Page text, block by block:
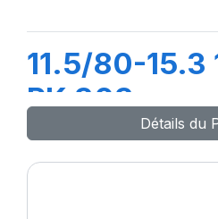
11.5/80-15.3
PK 303
Détails du